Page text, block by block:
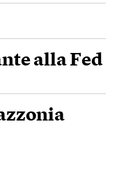
alla Fed